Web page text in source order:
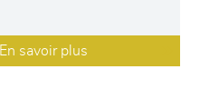
En savoir plus